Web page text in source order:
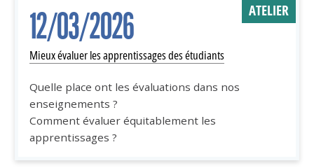
Mieux évaluer les apprentissages des étudiants
12/03/2026 ATELIER
Quelle place ont les évaluations dans nos
enseignements ?
Comment évaluer équitablement les
apprentissages ?